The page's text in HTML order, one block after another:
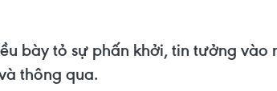
bày tỏ sự phấn khởi, tin tưởng vào
thông qua.